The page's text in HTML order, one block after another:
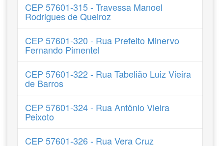
CEP 57601-315 - Travessa Manoel
Rodrigues de Queiroz
CEP 57601-320 - Rua Prefeito Minervo
Fernando Pimentel
CEP 57601-322 - Rua Tabelião Luiz Vieira
de Barros
CEP 57601-324 - Rua Antônio Vieira
Peixoto
CEP 57601-326 - Rua Vera Cruz